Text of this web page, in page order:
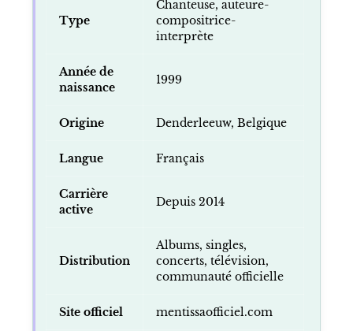
Type
Chanteuse, auteure-
compositrice-
interprète
Année de
naissance
1999
Origine Denderleeuw, Belgique
Langue Français
Carrière
active
Depuis 2014
Distribution
Albums, singles,
concerts, télévision,
communauté officielle
Site officiel mentissaofficiel.com